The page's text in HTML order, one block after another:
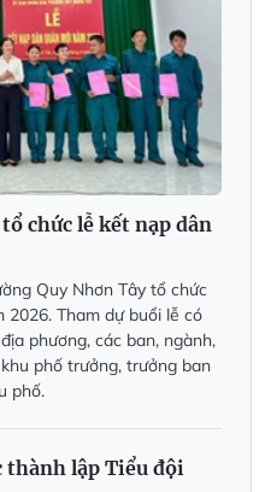
chức lễ kết nạp dân
Quy Nhơn Tây tổ chức
2026. Tham dự buổi lễ có
phương, các ban, ngành,
phố trưởng, trưởng ban
phố.
thành lập Tiểu đội